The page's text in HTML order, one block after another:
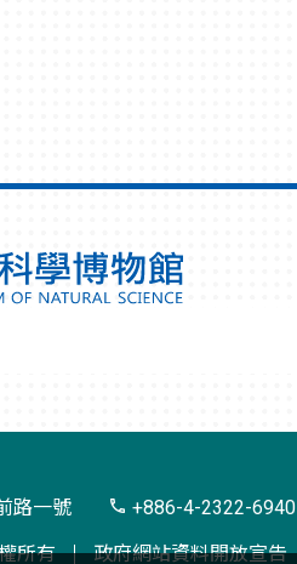
路一號 +886-4-2322-6940
所有
政府網站資料開放宣告